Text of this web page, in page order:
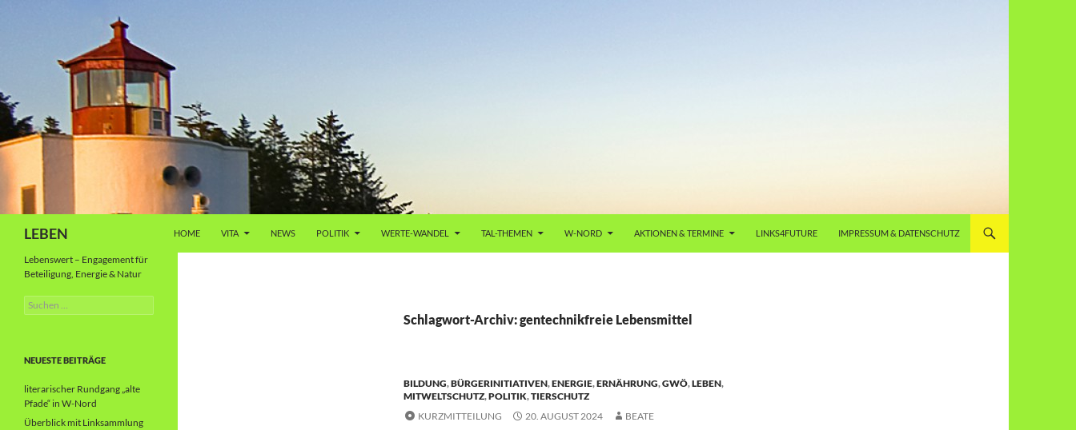
LEBEN HOME VITA NEWS POLITIK WERTE-WANDEL TAL-THEMEN W-NORD AKTIONEN & TERMINE LINKS4FUTURE IMPRESSUM & DATENSCHUTZ
Schlagwort-Archiv: gentechnikfreie Lebensmittel
BILDUNG,BÜRGERINITIATIVEN,ENERGIE,ERNÄHRUNG,GWÖ,LEBEN,
MITWELTSCHUTZ,POLITIK,TIERSCHUTZ
KURZMITTEILUNG
20. AUGUST 2024 BEATE
Lebenswert – Engagement für
Beteiligung, Energie & Natur
Suche
nach:
NEUESTE BEITRÄGE
literarischer Rundgang „alte
Pfade“ in W-Nord
Überblick mit Linksammlung